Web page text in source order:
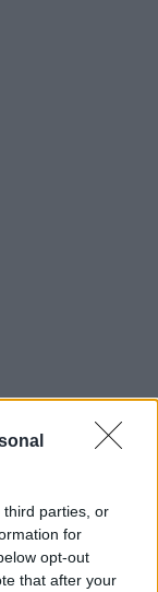
third parties, or
for
opt-out
that after your
Το